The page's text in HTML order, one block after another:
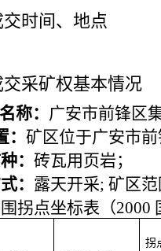
时间、地点
交采矿权基本情况
称： 广安市前锋区
矿区位于广安市前
： 砖瓦用页岩；
： 露天开采; 矿区范
拐点坐标表（2000
拐